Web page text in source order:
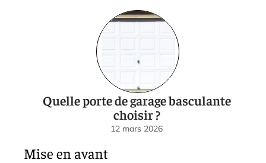
Quelle porte de garage basculante
choisir ?
12 mars 2026
Mise en avant